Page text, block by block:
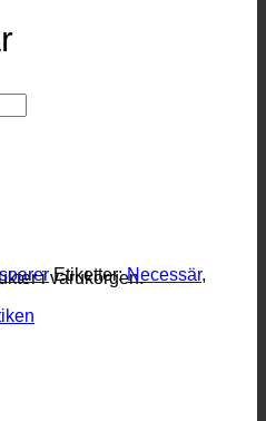
i varukorgen.
Etiketter:Necessär,